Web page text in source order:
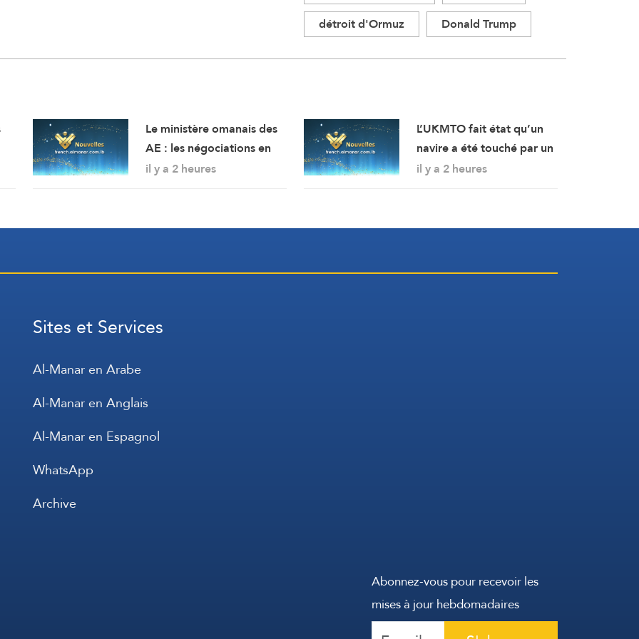
détroit d'Ormuz
Donald Trump
Le ministère omanais des
AE : les négociations en
cours concernant les
déroulent dans une
il y a 2 heures
L’UKMTO fait état qu’un
navire a été touché par un
projectile non identifié à
sultanat d’Oman.
il y a 2 heures
Sites et Services
Al-Manar en Arabe
Al-Manar en Anglais
Al-Manar en Espagnol
WhatsApp
Archive
Abonnez-vous pour recevoir les
mises à jour hebdomadaires